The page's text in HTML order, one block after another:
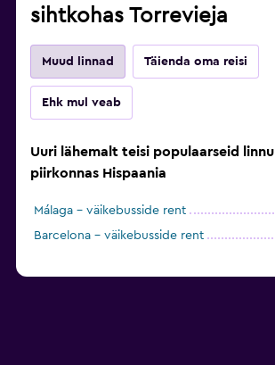
sihtkohas Torrevieja
Muud linnad Täienda oma reisi
Ehk mul veab
Uuri lähemalt teisi populaarseid linnu
piirkonnas Hispaania
Málaga – väikebusside rent
Barcelona – väikebusside rent